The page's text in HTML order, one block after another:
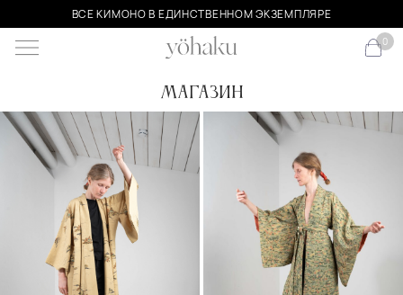
ВСЕ КИМОНО В ЕДИНСТВЕННОМ ЭКЗЕМПЛЯРЕ
0
Магазин